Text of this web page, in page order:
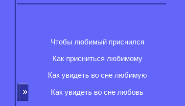
Чтобы любимый приснился
Как присниться любимому
Как увидеть во сне любимую
Как увидеть во сне любовь